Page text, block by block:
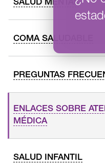
COMA SALUDABLE
PREGUNTAS
ENLACES SOBRE
MÉDICA
SALUD INFANTIL